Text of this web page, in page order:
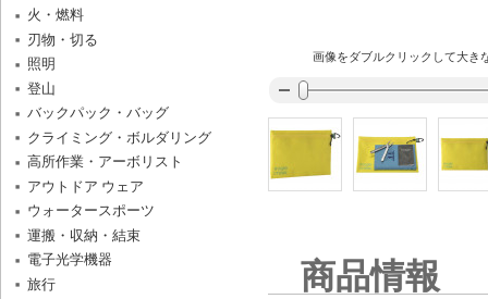
画像をダブルクリックして大き
商品情報
火・燃料
刃物・切る
照明
登山
バックパック・バッグ
クライミング・ボルダリング
高所作業・アーボリスト
アウトドア ウェア
ウォータースポーツ
運搬・収納・結束
電子光学機器
旅行